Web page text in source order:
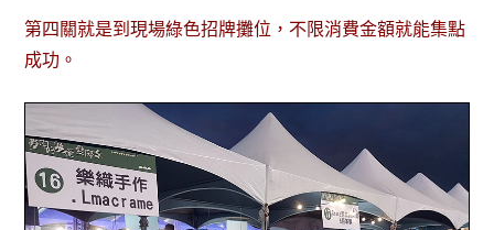
第四關就是到現場綠色招牌攤位，不限消費金額就能集點
成功。